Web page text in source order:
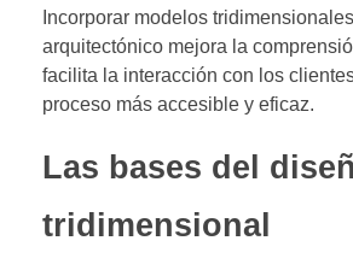
Incorporar modelos
arquitectónico mejora la
facilita la interacción con los
proceso más accesible y eficaz.
Las bases del
tridimensional